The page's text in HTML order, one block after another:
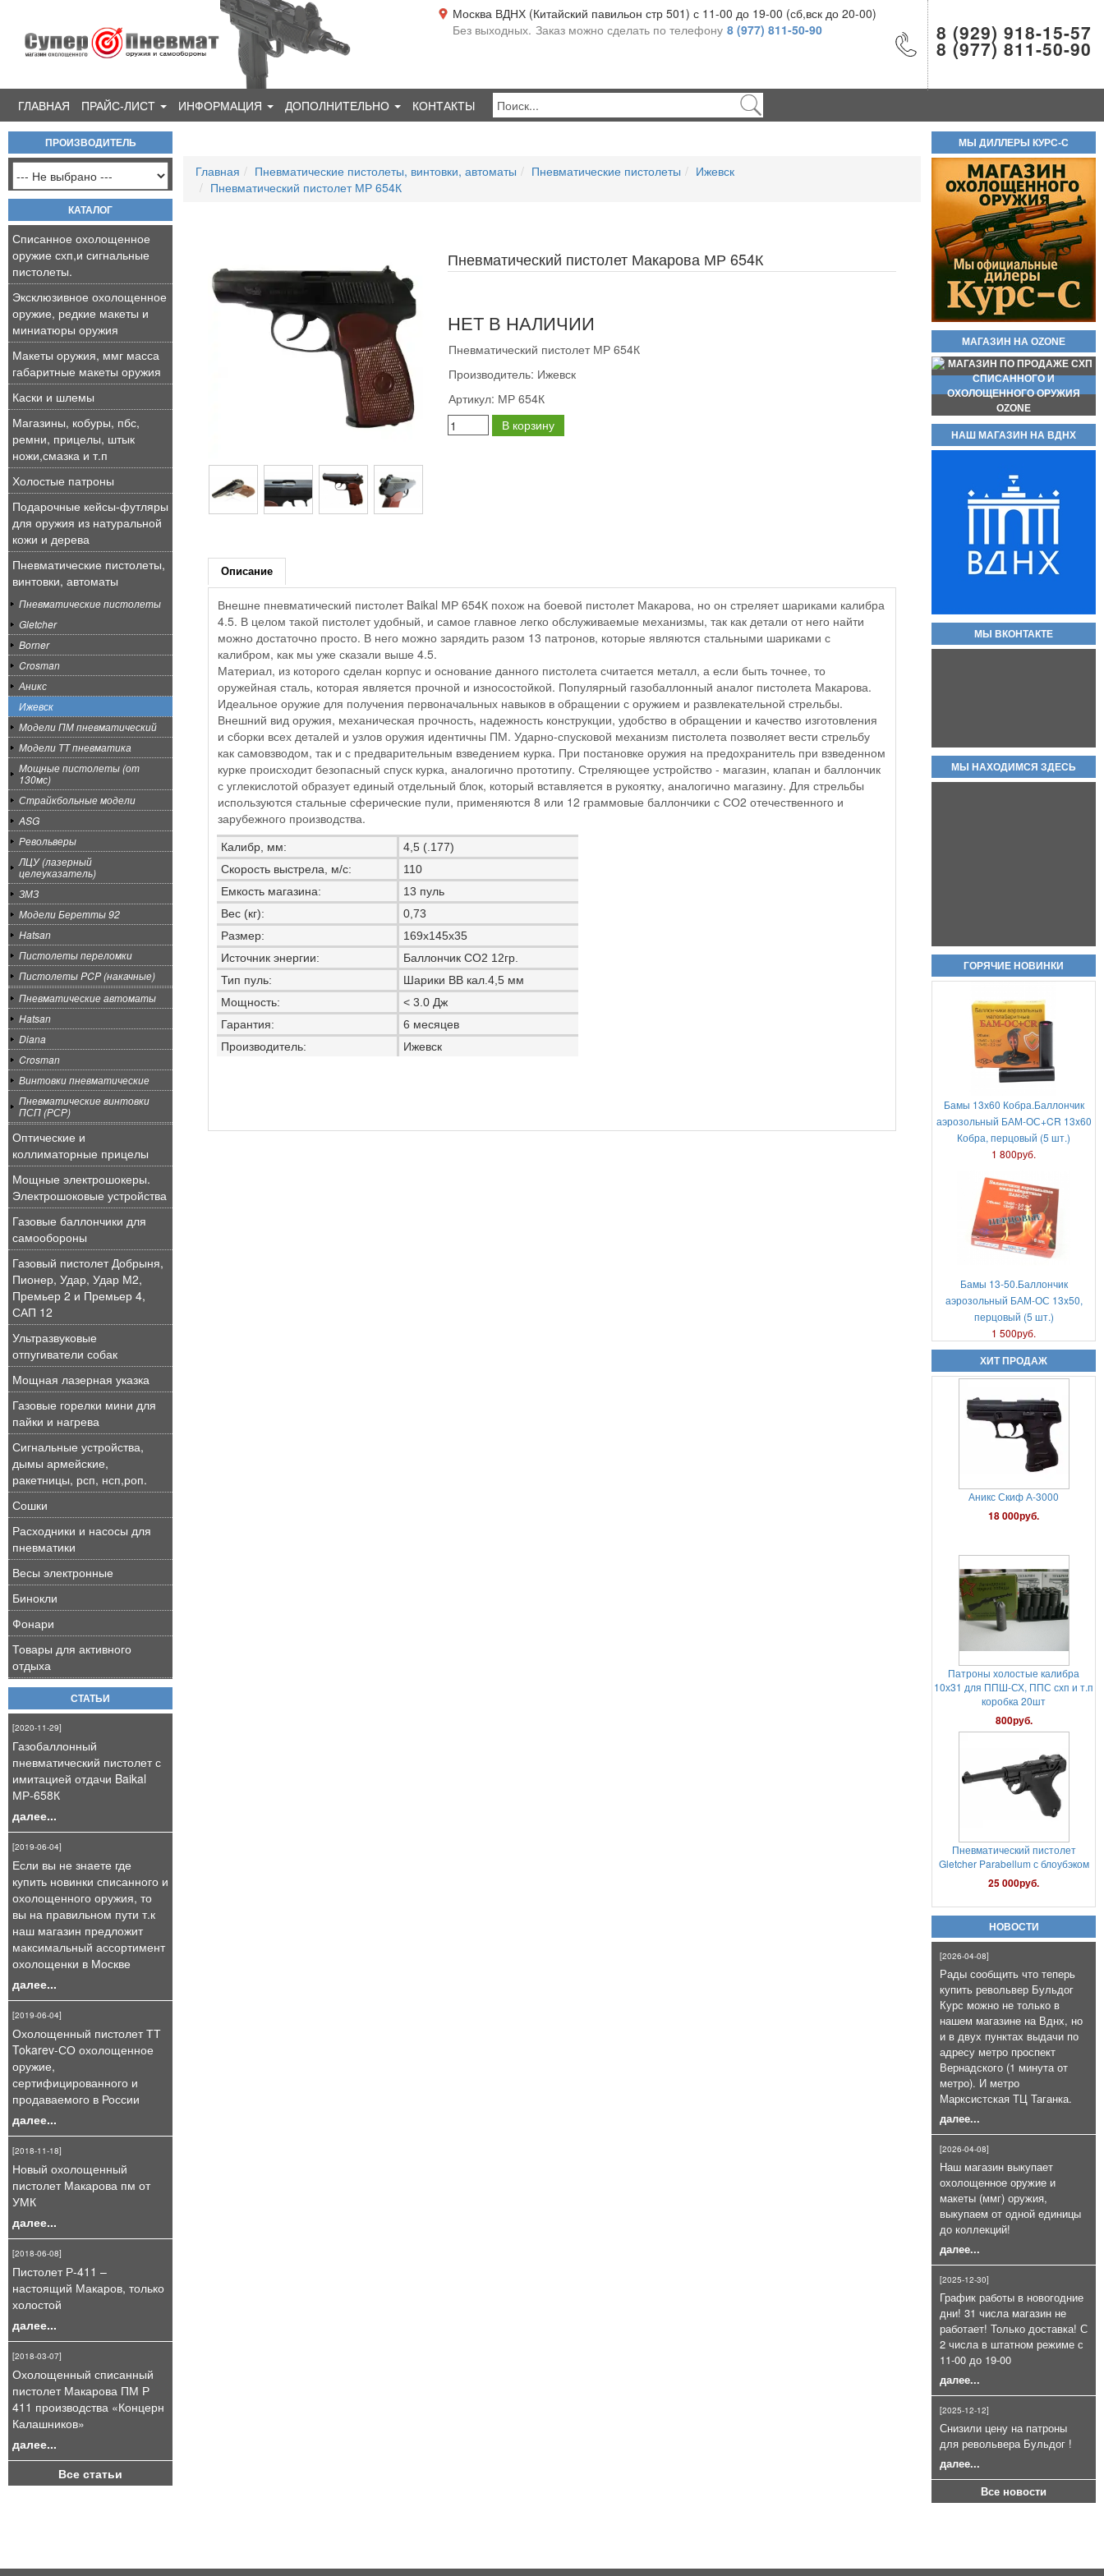
Москва ВДНХ (Китайский павильон стр 501) с 11-00 до 19-00 (сб,вск до 20-00)
Без выходных. Заказ можно сделать по телефону 8 (977) 811-50-90 8 (929) 918-15-57
8 (977) 811-50-90
ГЛАВНАЯ ПРАЙС-ЛИСТ ИНФОРМАЦИЯ ДОПОЛНИТЕЛЬНО КОНТАКТЫ
ПРОИЗВОДИТЕЛЬ
КАТАЛОГ
Списанное охолощенное
оружие схп,и сигнальные
пистолеты.
Эксклюзивное охолощенное
оружие, редкие макеты и
миниатюры оружия
Макеты оружия, ммг масса
габаритные макеты оружия
Каски и шлемы
Магазины, кобуры, пбс,
ремни, прицелы, штык
ножи,смазка и т.п
Холостые патроны
Подарочные кейсы-футляры
для оружия из натуральной
кожи и дерева
Пневматические пистолеты,
винтовки, автоматы
Пневматические пистолеты
Gletcher
Borner
Crosman
Аникс
Ижевск
Модели ПМ пневматический
Модели ТТ пневматика
Мощные пистолеты (от
130мс)
Страйкбольные модели
ASG
Револьверы
ЛЦУ (лазерный
целеуказатель)
ЗМЗ
Модели Беретты 92
Hatsan
Пистолеты переломки
Пистолеты PCP (накачные)
Пневматические автоматы
Hatsan
Diana
Crosman
Винтовки пневматические
Пневматические винтовки
ПСП (РСР)
Оптические и
коллиматорные прицелы
Мощные электрошокеры.
Электрошоковые устройства
Газовые баллончики для
самообороны
Газовый пистолет Добрыня,
Пионер, Удар, Удар М2,
Премьер 2 и Премьер 4,
САП 12
Ультразвуковые
отпугиватели собак
Мощная лазерная указка
Газовые горелки мини для
пайки и нагрева
Сигнальные устройства,
дымы армейские,
ракетницы, рсп, нсп,роп.
Сошки
Расходники и насосы для
пневматики
Весы электронные
Бинокли
Фонари
Товары для активного
отдыха
СТАТЬИ
[2020-11-29]
Газобаллонный
пневматический пистолет с
имитацией отдачи Baikal
МР-658К
далее...
[2019-06-04]
Если вы не знаете где
купить новинки списанного и
охолощенного оружия, то
вы на правильном пути т.к
наш магазин предложит
максимальный ассортимент
охолощенки в Москве
далее...
[2019-06-04]
Охолощенный пистолет ТТ
Tokarev-СО охолощенное
оружие,
сертифицированного и
продаваемого в России
далее...
[2018-11-18]
Новый охолощенный
пистолет Макарова пм от
УМК
далее...
[2018-06-08]
Пистолет Р-411 –
настоящий Макаров, только
холостой
далее...
[2018-03-07]
Охолощенный списанный
пистолет Макарова ПМ Р
411 производства «Концерн
Калашников»
далее...
Все статьи
МЫ ДИЛЛЕРЫ КУРС-С
МАГАЗИН НА OZONE
НАШ МАГАЗИН НА ВДНХ
МЫ ВКОНТАКТЕ
МЫ НАХОДИМСЯ ЗДЕСЬ
ГОРЯЧИЕ НОВИНКИ
Бамы 13х60 Кобра.Баллончик
аэрозольный БАМ-ОС+CR 13x60
Кобра, перцовый (5 шт.)
1 800руб.
Бамы 13-50.Баллончик
аэрозольный БАМ-ОС 13x50,
перцовый (5 шт.)
1 500руб.
ХИТ ПРОДАЖ
Новинка стреляющий револьвер
Бульдог Курс С кал. 5.6/16 КСОИ
(без лицензии). Вороненые! Есть
ОПТ!! В полном комплекте!
Самовывоз доступен по трем
адресам.
55 000руб.
Баллон СО2 Quarta 12гр.
60руб.
Магазин для пистолета макарова
(пм) складские новые без
2 000руб.
Пневматический пистолет Аникс
А-112 (Anics A-112)
Аэрозольный газовый пистолет
Удар-М2
6 000руб.
Аникс Скиф А-3000
18 000руб.
Патроны холостые калибра
10х31 для ППШ-СХ, ППС схп и т.п
коробка 20шт
800руб.
Пневматический пистолет
25 000руб.
Патроны сигнальные Hilti
Коричневые к LOM-S и Сталкеру
(100 шт)
Газовый баллончик Black OS+CS
75мл очень эффективный
Патроны сигнальные 4 калибра
для СПШ ракетницы (26, 5 мм.)
400руб.
Холостой патрон 9Р.А (9П,А)
9Х22мм пачка 20шт
НОВОСТИ
[2026-04-08]
Рады сообщить что теперь
купить револьвер Бульдог
Курс можно не только в
нашем магазине на Вднх, но
и в двух пунктах выдачи по
адресу метро проспект
Вернадского (1 минута от
метро). И метро
Марксистская ТЦ Таганка.
далее...
[2026-04-08]
Наш магазин выкупает
охолощенное оружие и
макеты (ммг) оружия,
выкупаем от одной единицы
до коллекций!
далее...
[2025-12-30]
График работы в новогодние
дни! 31 числа магазин не
работает! Только доставка! С
2 числа в штатном режиме с
11-00 до 19-00
далее...
[2025-12-12]
Снизили цену на патроны
для револьвера Бульдог !
далее...
Все новости
Главная Пневматические пистолеты, винтовки, автоматы Пневматические пистолеты
Ижевск
Пневматический пистолет МР 654К
Пневматический пистолет Макарова МР 654К
НЕТ В НАЛИЧИИ
Пневматический пистолет МР 654К
Производитель: Ижевск
Артикул: МР 654К
В корзину
Описание
Внешне пневматический пистолет Baikal МР 654К похож на боевой пистолет Макарова, но он стреляет шариками калибра
4.5. В целом такой пистолет удобный, и самое главное легко обслуживаемые механизмы, так как детали от него найти
можно достаточно просто. В него можно зарядить разом 13 патронов, которые являются стальными шариками с
калибром, как мы уже сказали выше 4.5.
Материал, из которого сделан корпус и основание данного пистолета считается металл, а если быть точнее, то
оружейная сталь, которая является прочной и износостойкой. Популярный газобаллонный аналог пистолета Макарова.
Идеальное оружие для получения первоначальных навыков в обращении с оружием и развлекательной стрельбы.
Внешний вид оружия, механическая прочность, надежность конструкции, удобство в обращении и качество изготовления
и сборки всех деталей и узлов оружия идентичны ПМ. Ударно-спусковой механизм пистолета позволяет вести стрельбу
как самовзводом, так и с предварительным взведением курка. При постановке оружия на предохранитель при взведенном
курке происходит безопасный спуск курка, аналогично прототипу. Стреляющее устройство - магазин, клапан и баллончик
с углекислотой образует единый отдельный блок, который вставляется в рукоятку, аналогично магазину. Для стрельбы
используются стальные сферические пули, применяются 8 или 12 граммовые баллончики с СО2 отечественного и
зарубежного производства.
Калибр, мм:
4,5 (.177)
Скорость выстрела, м/с:
110
Емкость магазина:
13 пуль
Вес (кг):
0,73
Размер:
169х145х35
Источник энергии:
Баллончик СО2 12гр.
Тип пуль:
Шарики BB кал.4,5 мм
Мощность:
< 3.0 Дж
Гарантия:
6 месяцев
Производитель:
Ижевск